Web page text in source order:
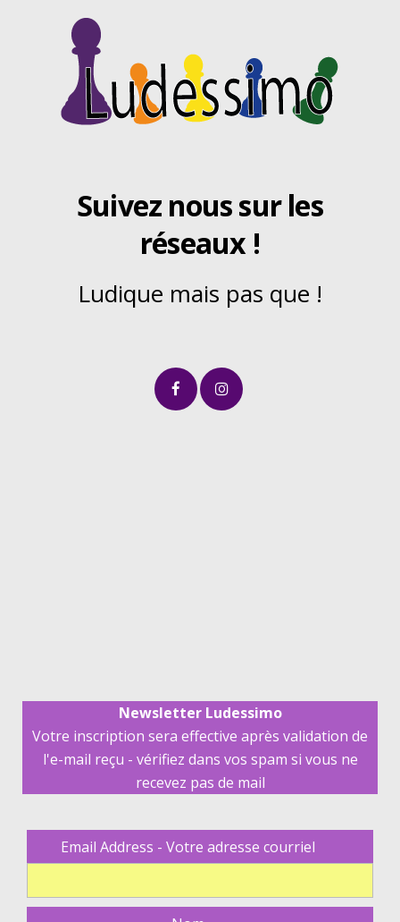
Suivez nous sur les
réseaux !
Ludique mais pas que !
Newsletter Ludessimo
Votre inscription sera effective après validation de
l'e-mail reçu - vérifiez dans vos spam si vous ne
recevez pas de mail
Email Address - Votre adresse courriel